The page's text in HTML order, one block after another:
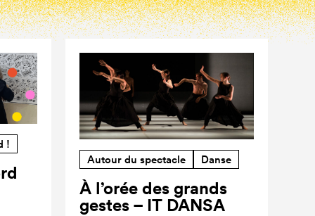
!
Autour du spectacle Danse
À l’orée des grands
gestes – IT DANSA